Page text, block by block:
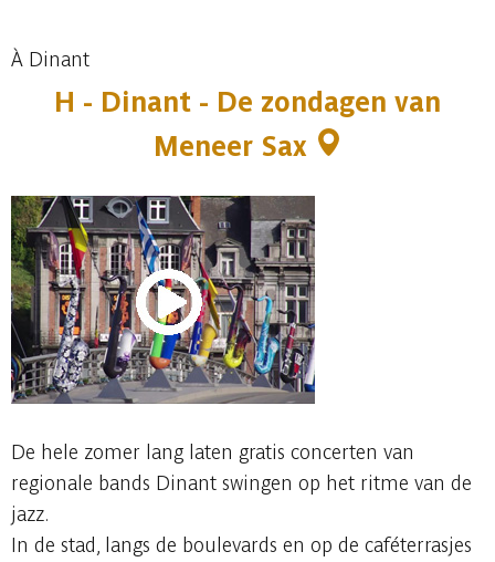
À Dinant
H - Dinant - De zondagen van
Meneer Sax
De hele zomer lang laten gratis concerten van
regionale bands Dinant swingen op het ritme van de
jazz.
In de stad, langs de boulevards en op de caféterrasjes